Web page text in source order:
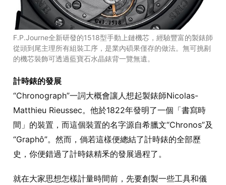
F.P.Journe全新研發的1518型手動上鏈機芯，經驗豐富的製錶師
從頭到尾主理所有組裝工序，是業內碩果僅存的做法。無可挑剔
的機芯裝飾可透過藍寶石水晶錶背一覽無遺。
計時錶的發展
“Chronograph”一詞大概會讓人想起製錶師Nicolas-
Matthieu Rieussec。他於1822年發明了一個「書寫時
間」的裝置，而這個裝置的名字源自希臘文“Chronos”及
“Graphô”。然而，倘若這樣便總結了計時錶的全部歷
史，你便錯過了計時錶精釆的發展過程了。
就在大家思想怎樣計量時間前，先要創製一些工具和儀